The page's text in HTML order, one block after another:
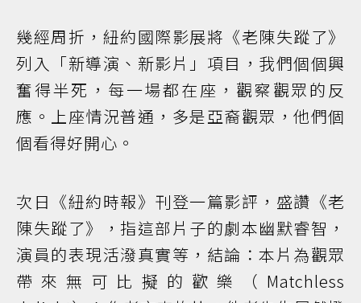
幾經周折，紐約國際影展將《老陳失蹤了》
列入「新導演、新影片」項目，我們個個興
奮得半死，每一場都在座，觀察觀眾的反
應。上座情況普通，多是亞裔觀眾，他們個
個看得好開心。
次日《紐約時報》刊登一篇影評，盛讚《老
陳失蹤了》，指這部片子的劇本幽默睿智，
演員的表現活潑真實等，結論：本片為觀眾
帶來無可比擬的歡樂（Matchless